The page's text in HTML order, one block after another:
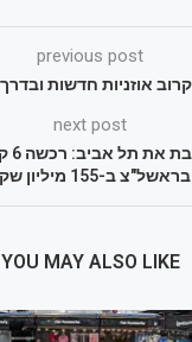
previous post
next post
בראשל"צ ב-155 מיליון שקל
YOU MAY ALSO LIKE